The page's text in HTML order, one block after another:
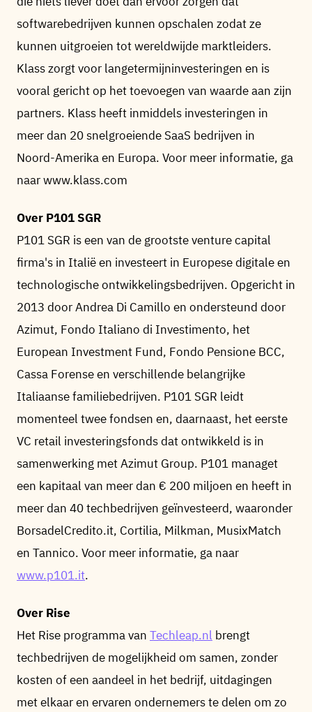
softwarebedrijven kunnen opschalen zodat ze
kunnen uitgroeien tot wereldwijde marktleiders.
Klass zorgt voor langetermijninvesteringen en is
vooral gericht op het toevoegen van waarde aan zijn
partners. Klass heeft inmiddels investeringen in
meer dan 20 snelgroeiende SaaS bedrijven in
Noord-Amerika en Europa. Voor meer informatie, ga
naar www.klass.com
Over P101 SGR
P101 SGR is een van de grootste venture capital
firma's in Italië en investeert in Europese digitale en
technologische ontwikkelingsbedrijven. Opgericht in
2013 door Andrea Di Camillo en ondersteund door
Azimut, Fondo Italiano di Investimento, het
European Investment Fund, Fondo Pensione BCC,
Cassa Forense en verschillende belangrijke
Italiaanse familiebedrijven. P101 SGR leidt
momenteel twee fondsen en, daarnaast, het eerste
VC retail investeringsfonds dat ontwikkeld is in
samenwerking met Azimut Group. P101 managet
een kapitaal van meer dan € 200 miljoen en heeft in
meer dan 40 techbedrijven geïnvesteerd, waaronder
BorsadelCredito.it, Cortilia, Milkman, MusixMatch
en Tannico. Voor meer informatie, ga naar
www.p101.it.
Over Rise
Het Rise programma van Techleap.nl brengt
techbedrijven de mogelijkheid om samen, zonder
kosten of een aandeel in het bedrijf, uitdagingen
met elkaar en ervaren ondernemers te delen om zo